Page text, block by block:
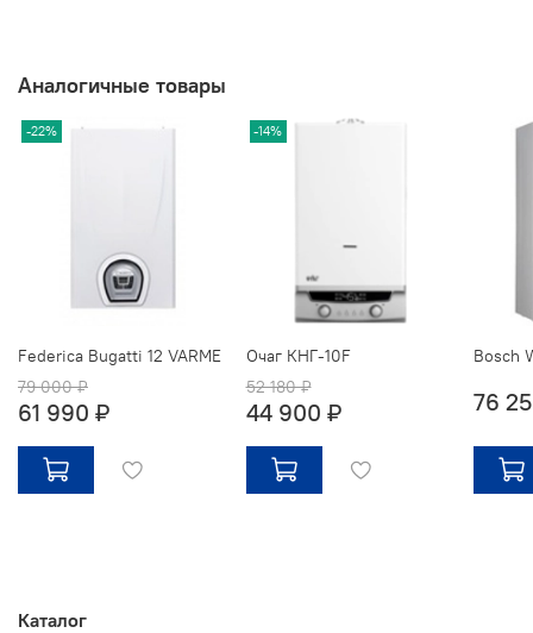
Аналогичные товары
-22%
Federica Bugatti 12 VARME
79 000 ₽
61 990 ₽
-14%
Очаг КНГ-10F
52 180 ₽
44 900 ₽
Bosch
76
Каталог